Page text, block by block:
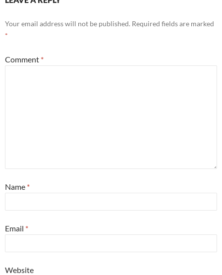
Your email address will not be published. Required fields are marked
*
Comment *
Name *
Email *
Website